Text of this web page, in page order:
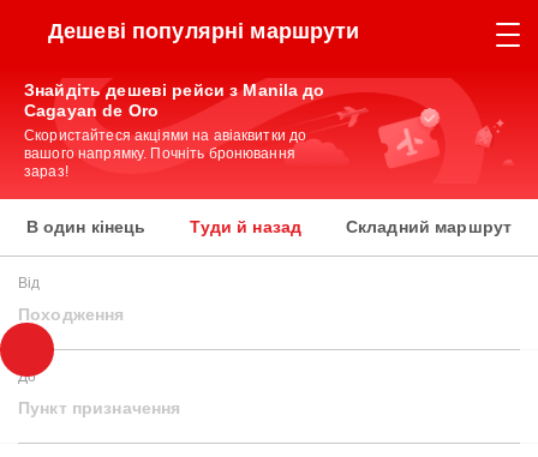
Дешеві популярні маршрути
Знайдіть дешеві рейси з Manila до
Cagayan de Oro
Скористайтеся акціями на авіаквитки до
вашого напрямку. Почніть бронювання
зараз!
В один кінець Туди й назад Складний маршрут
Від
Походження
До
Пункт призначення